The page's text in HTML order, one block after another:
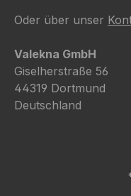
Oder über unser
Valekna GmbH
Giselherstraße 56
44319 Dortmund
Deutschland